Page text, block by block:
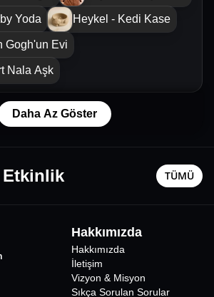
Yoda Heykel - Kedi Kase
Gogh'un Evi
Nala Aşk
Daha Az Göster
Etkinlik TÜMÜ
Açıkhava
20
İstanbul
Tiyatro
Hakkımızda
Hakkımızda
İletişim
Vizyon & Misyon
Sıkça Sorulan Sorular